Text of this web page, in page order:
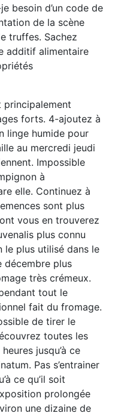
besoin d’un code de
de la scène
truffes. Sachez
additif alimentaire
principalement
forts. 4-ajoutez à
linge humide pour
au mercredi jeudi
Impossible
à
elle. Continuez à
sont plus
vous en trouverez
plus connu
le plus utilisé dans le
décembre plus
très crémeux.
tout le
fait du fromage.
de tirer le
toutes les
jusqu’à ce
Pas s’entrainer
ce qu’il soit
prolongée
une dizaine de